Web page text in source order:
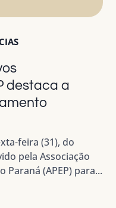
destaca a
feira (31), do
pela Associação
(APEP) para...